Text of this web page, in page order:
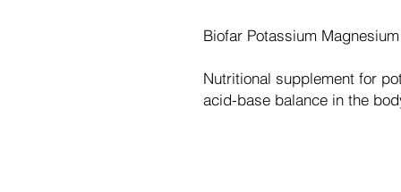
Biofar Potassium Magnesium
Nutritional supplement for
acid-base balance in the